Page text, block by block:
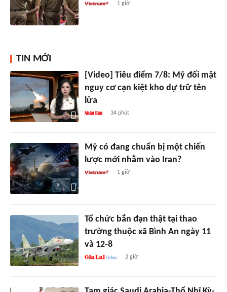
1 giờ
TIN MỚI
[Video] Tiêu điểm 7/8: Mỹ đối mặt
nguy cơ cạn kiệt kho dự trữ tên
lửa
34 phút
Mỹ có đang chuẩn bị một chiến
lược mới nhằm vào Iran?
1 giờ
Tổ chức bắn đạn thật tại thao
trường thuộc xã Bình An ngày 11
và 12-8
2 giờ